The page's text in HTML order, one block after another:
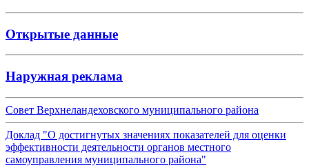
Открытые данные
Наружная реклама
Совет Верхнеландеховского муниципального района
Доклад "О достигнутых значениях показателей для оценки
эффективности деятельности органов местного
самоуправления муниципального района"